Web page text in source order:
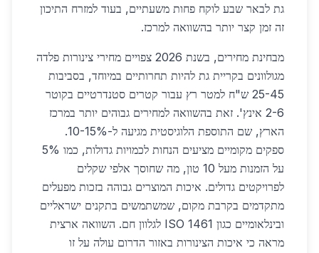
גת לבאר שבע לוקח פחות משעתיים, בעוד למזרח התיכון
זה זמן קצר יותר בהשוואה למרכז.
מבחינת מחירים, בשנת 2026 צפויים מחירי צינורות פלדה
מגולוונים בקריית גת להיות תחרותיים במיוחד, בסביבות
25-45 ש"ח למטר רץ עבור קטרים סטנדרטיים בקוטר
2-6 אינץ'. זאת בהשוואה למחירים גבוהים יותר במרכז
הארץ, שם התוספת הלוגיסטית מגיעה ל-10-15%.
ספקים מקומיים מציעים הנחות לכמויות גדולות, כמו 5%
על הזמנות מעל 10 טון, מה שחוסך אלפי שקלים
לפרויקטים גדולים. איכות המוצרים גבוהה בזכות מפעלים
מתקדמים בקרבת מקום, שמשתמשים בתקנים ישראליים
ובינלאומיים כגון ISO 1461 לגלוון חם. השוואה ארצית
מראה כי איכות הצינורות באזור הדרום עולה על זו